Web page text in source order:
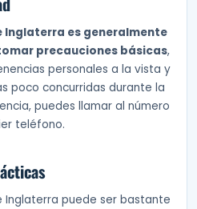
Inglaterra es generalmente
precauciones básicas,
personales a la vista y
poco concurridas durante la
puedes llamar al número
teléfono.
Inglaterra puede ser bastante